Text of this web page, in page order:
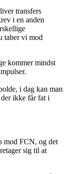
transfers
i en anden
taber vi mod
kommer mindst
i dag kan man
ikke får fat i
mod FCN, og det
sig til at